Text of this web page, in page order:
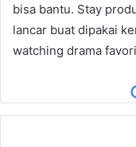
bisa bantu. Stay
lancar buat dipakai
watching drama